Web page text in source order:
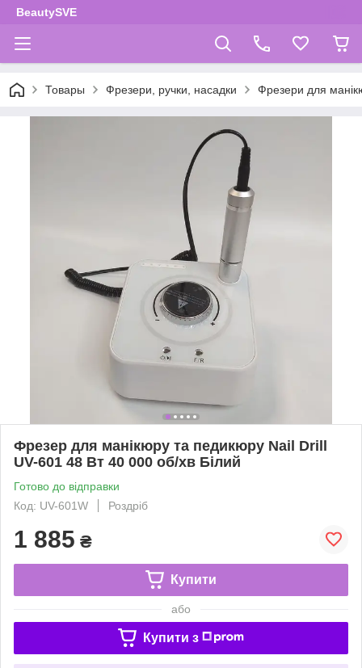
BeautySVE
Товары Фрезери, ручки, насадки Фрезери для
Фрезер для манікюру та педикюру Nail Drill
UV-601 48 Вт 40 000 об/хв Білий
Готово до відправки
Код: UV-601W
Роздріб
1 885 ₴
Купити
або
Купити з